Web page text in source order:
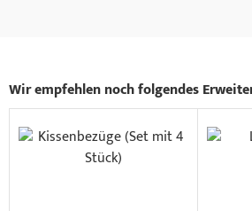
Wir empfehlen noch folgendes